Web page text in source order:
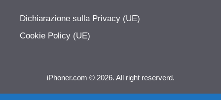
Dichiarazione sulla Privacy (UE)
Cookie Policy (UE)
iPhoner.com © 2026. All right reserverd.